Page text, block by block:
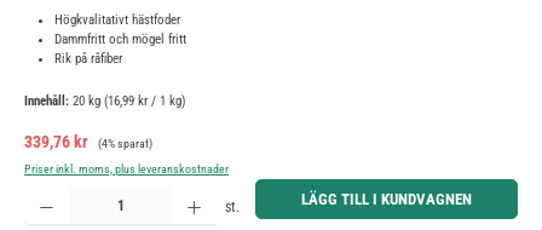
Högkvalitativt hästfoder
Dammfritt och mögel fritt
Rik på råfiber
Innehåll: 20 kg (16,99 kr / 1 kg)
Försäljningspris:
339,76 kr Ordinarie pris:
(4% sparat)
Priser inkl. moms, plus leveranskostnader
Produktkvantitet: Ange önskat belopp eller använd knapparna för att öka eller minska kvantiteten.
st. LÄGG TILL I KUNDVAGNEN